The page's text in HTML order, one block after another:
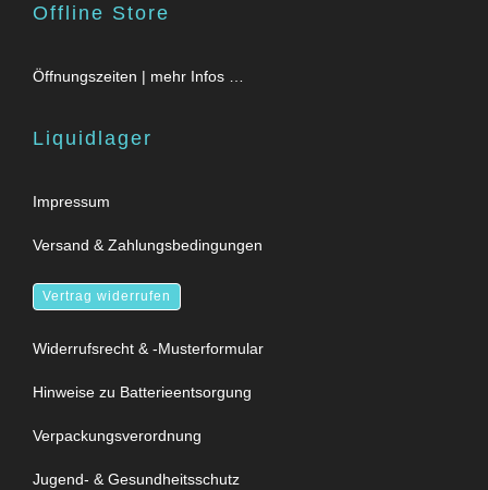
Offline Store
Öffnungszeiten | mehr Infos …
Liquidlager
Impressum
Versand & Zahlungsbedingungen
Vertrag widerrufen
Widerrufsrecht & -Musterformular
Hinweise zu Batterieentsorgung
Verpackungsverordnung
Jugend- & Gesundheitsschutz